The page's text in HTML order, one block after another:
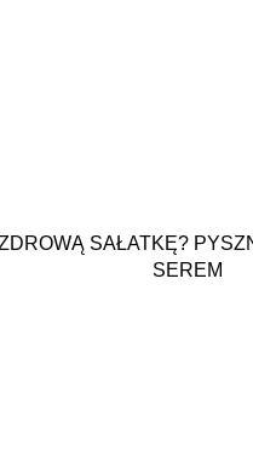
SAŁATKĘ?
SEREM